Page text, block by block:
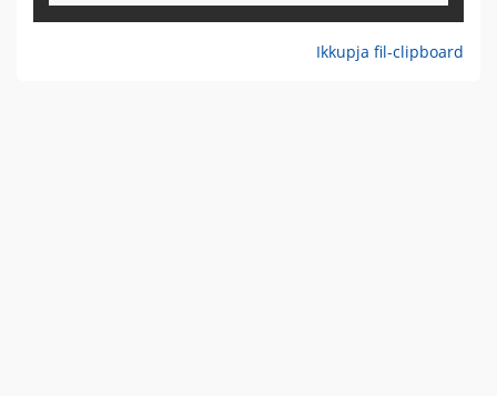
Ikkupja fil-clipboard